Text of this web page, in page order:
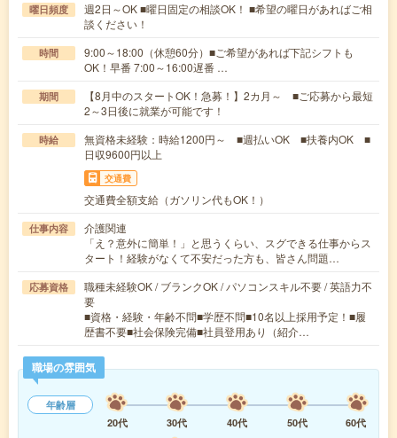
曜日頻度
週2日～OK ■曜日固定の相談OK！ ■希望の曜日があればご相
談ください！
時間
9:00～18:00（休憩60分）■ご希望があれば下記シフトも
OK！早番 7:00～16:00遅番 …
期間
【8月中のスタートOK！急募！】2カ月～ ■ご応募から最短
2～3日後に就業が可能です！
時給
無資格未経験：時給1200円～ ■週払いOK ■扶養内OK ■
日収9600円以上
交通費
交通費全額支給（ガソリン代もOK！）
仕事内容
介護関連
「え？意外に簡単！」と思うくらい、スグできる仕事からス
タート！経験がなくて不安だった方も、皆さん問題…
応募資格
職種未経験OK / ブランクOK / パソコンスキル不要 / 英語力不
要
■資格・経験・年齢不問■学歴不問■10名以上採用予定！■履
歴書不要■社会保険完備■社員登用あり（紹介…
職場の雰囲気
年齢層
20代
30代 40代 50代
60代